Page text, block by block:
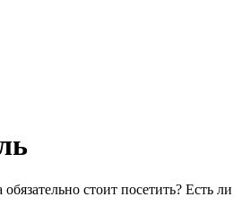
стоит посетить? Есть ли